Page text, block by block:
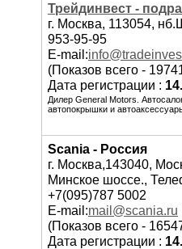
Трейдинвест -
г. Москва, 113054,
953-95-95
E-mail:
(Показов всего -
Дата регистрации :
Дилер General Motors.
автопокрышки и
Scania - Россия
г. Москва,143040,
Минское шоссе.,
+7(095)787 5002
E-mail:mail@scania.ru
(Показов всего -
Дата регистрации :